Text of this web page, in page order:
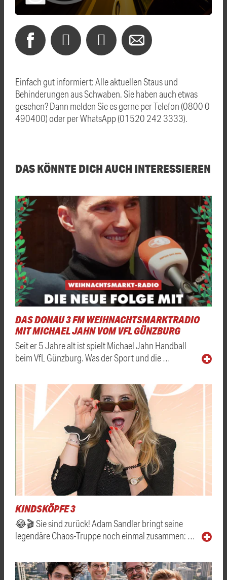
Einfach gut informiert: Alle aktuellen Staus und
Behinderungen aus Schwaben. Sie haben auch etwas
gesehen? Dann melden Sie es gerne per Telefon (0800 0
490400) oder per WhatsApp (01520 242 3333).
DAS KÖNNTE DICH AUCH INTERESSIEREN
DAS DONAU 3 FM WEIHNACHTSMARKTRADIO
MIT MICHAEL JAHN VOM VFL GÜNZBURG
Seit er 5 Jahre alt ist spielt Michael Jahn Handball
beim VfL Günzburg. Was der Sport und die …
KINDSKÖPFE 3
😂🎬 Sie sind zurück! Adam Sandler bringt seine
legendäre Chaos-Truppe noch einmal zusammen: …